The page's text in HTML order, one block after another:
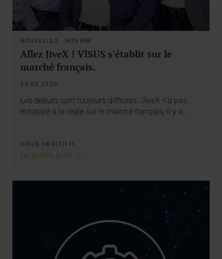
NOUVELLES · INTERNE
Allez JiveX ! VISUS s’établit sur le
marché français.
26.03.2020
Les débuts sont toujours difficiles. JiveX n’a pas
échappé à la règle sur le marché français, il y a…
VISUS HEALTH IT
EN SAVOIR PLUS